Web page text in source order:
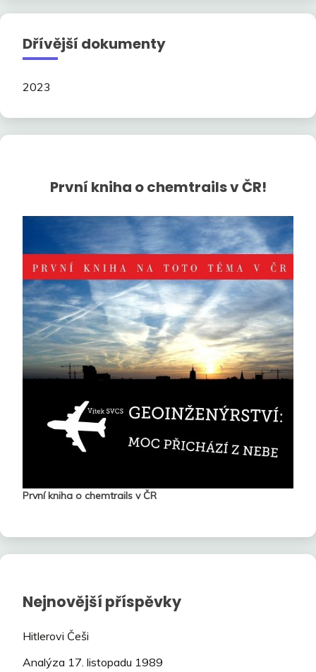
Dřívější dokumenty
2023
První kniha o chemtrails v ČR!
První kniha o chemtrails v ČR
Nejnovější příspěvky
Hitlerovi Češi
Analýza 17. listopadu 1989